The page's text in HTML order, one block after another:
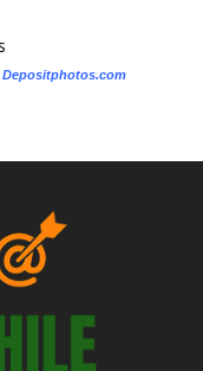
Depositphotos.com